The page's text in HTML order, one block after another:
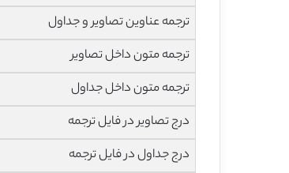
ترجمه عناوین تصاویر و جداول
ترجمه متون داخل تصاویر
ترجمه متون داخل جداول
درج تصاویر در فایل ترجمه
درج جداول در فایل ترجمه